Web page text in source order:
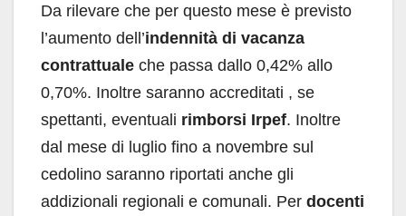
Da rilevare che per questo mese è previsto
l’aumento dell’indennità di vacanza
contrattuale che passa dallo 0,42% allo
0,70%. Inoltre saranno accreditati , se
spettanti, eventuali rimborsi Irpef. Inoltre
dal mese di luglio fino a novembre sul
cedolino saranno riportati anche gli
addizionali regionali e comunali. Per docenti